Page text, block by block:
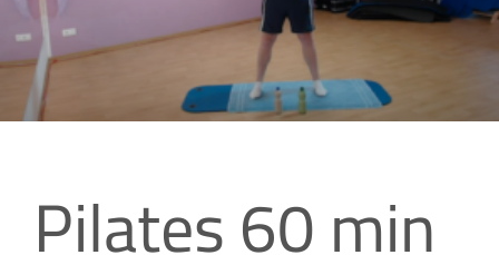
Pilates 60 min